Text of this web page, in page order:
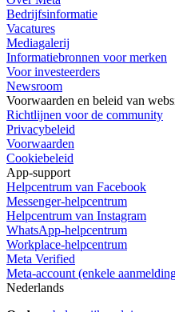
Bedrijfsinformatie
Vacatures
Mediagalerij
Informatiebronnen voor merken
Voor investeerders
Newsroom
Voorwaarden en beleid van
Richtlijnen voor de community
Privacybeleid
Voorwaarden
Cookiebeleid
App-support
Helpcentrum van Facebook
Messenger-helpcentrum
Helpcentrum van Instagram
WhatsApp-helpcentrum
Workplace-helpcentrum
Meta Verified
Meta-account (enkele
Nederlands